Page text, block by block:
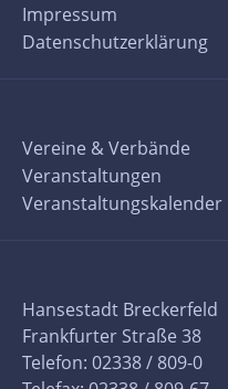
Impressum
Datenschutzerklärung
Vereine & Verbände
Veranstaltungen
Veranstaltungskalender
Hansestadt Breckerfeld
Frankfurter Straße 38
Telefon: 02338 / 809-0